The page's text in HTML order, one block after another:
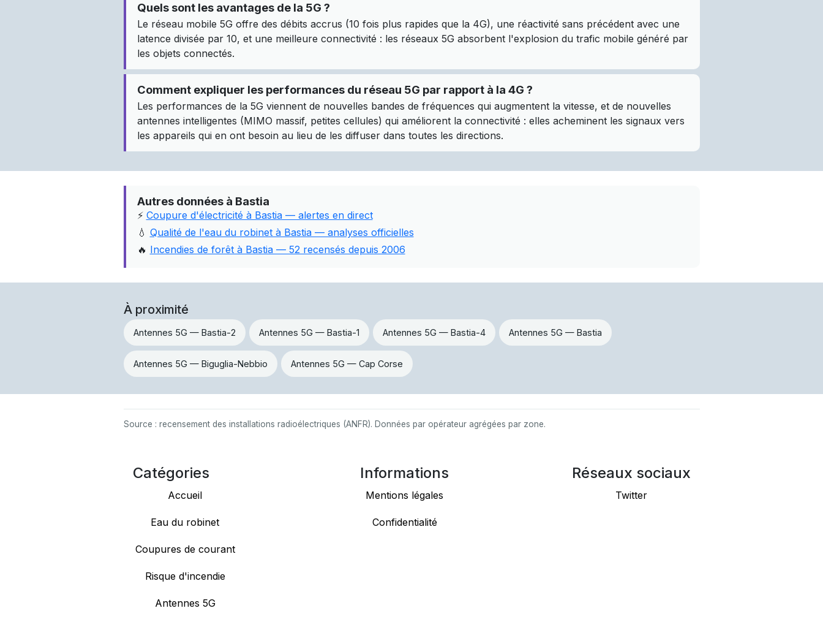
Quels sont les avantages de la 5G ?
Le réseau mobile 5G offre des débits accrus (10 fois plus rapides que la 4G), une réactivité sans précédent avec une
latence divisée par 10, et une meilleure connectivité : les réseaux 5G absorbent l'explosion du trafic mobile généré par
les objets connectés.
Comment expliquer les performances du réseau 5G par rapport à la 4G ?
Les performances de la 5G viennent de nouvelles bandes de fréquences qui augmentent la vitesse, et de nouvelles
antennes intelligentes (MIMO massif, petites cellules) qui améliorent la connectivité : elles acheminent les signaux vers
les appareils qui en ont besoin au lieu de les diffuser dans toutes les directions.
Autres données à Bastia
⚡ Coupure d'électricité à Bastia — alertes en direct
💧 Qualité de l'eau du robinet à Bastia — analyses officielles
🔥 Incendies de forêt à Bastia — 52 recensés depuis 2006
À proximité
Antennes 5G — Bastia-2 Antennes 5G — Bastia-1 Antennes 5G — Bastia-4 Antennes 5G — Bastia
Antennes 5G — Biguglia-Nebbio Antennes 5G — Cap Corse
Source : recensement des installations radioélectriques (ANFR). Données par opérateur agrégées par zone.
Catégories
Accueil
Eau du robinet
Coupures de courant
Risque d'incendie
Antennes 5G
Informations
Mentions légales
Confidentialité
Réseaux sociaux
Twitter